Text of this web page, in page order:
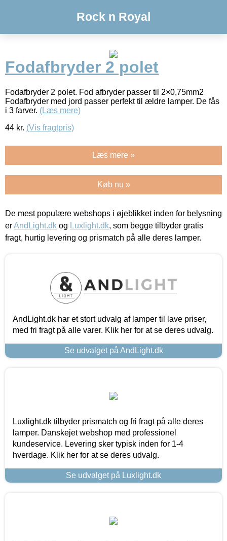
Rock n Royal
Fodafbryder 2 polet
Fodafbryder 2 polet. Fod afbryder passer til 2×0,75mm2
Fodafbryder med jord passer perfekt til ældre lamper. De fås
i 3 farver. (Læs mere)
44 kr. (Vis fragtpris)
Læs mere »
Køb nu »
De mest populære webshops i øjeblikket inden for belysning
erAndLight.dk og Luxlight.dk, som begge tilbyder gratis
fragt, hurtig levering og prismatch på alle deres lamper.
AndLight.dk har et stort udvalg af lamper til lave priser,
med fri fragt på alle varer. Klik her for at se deres udvalg.
Se udvalget på AndLight.dk
Luxlight.dk tilbyder prismatch og fri fragt på alle deres
lamper. Danskejet webshop med professionel
kundeservice. Levering sker typisk inden for 1-4
hverdage. Klik her for at se deres udvalg.
Se udvalget på Luxlight.dk